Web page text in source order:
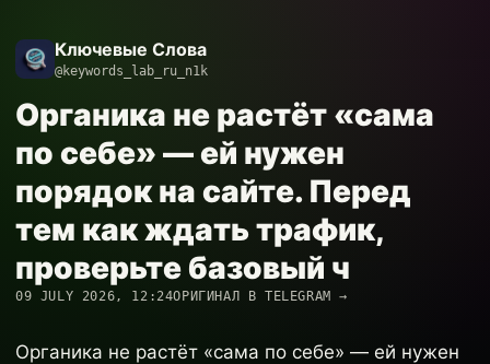
Ключевые Слова
@keywords_lab_ru_n1k
Органика не растёт «сама
по себе» — ей нужен
порядок на сайте. Перед
тем как ждать трафик,
проверьте базовый ч
09 JULY 2026, 12:24ОРИГИНАЛ В TELEGRAM →
Органика не растёт «сама по себе» — ей нужен